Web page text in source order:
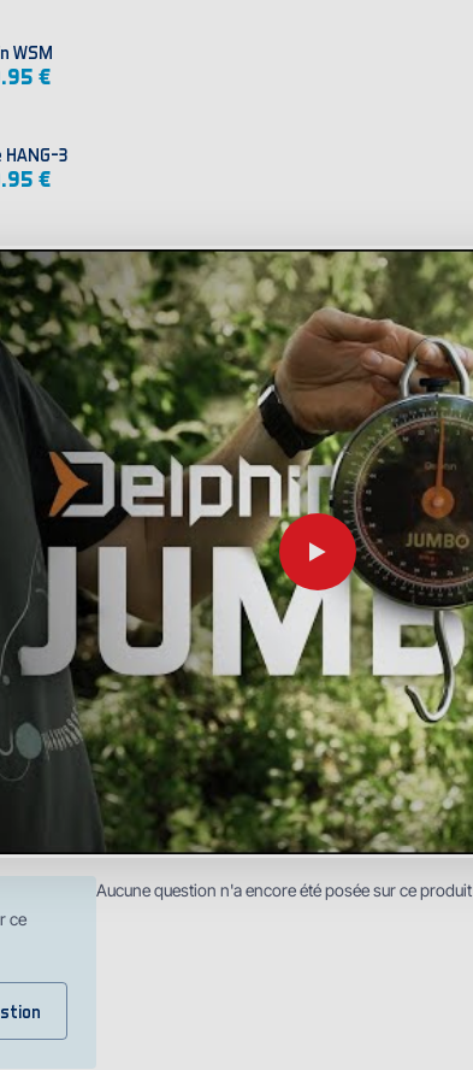
WSM
€
3
€
ce
Aucune question n'a encore été posée sur ce produit